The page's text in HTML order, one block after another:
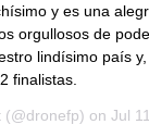
y es una
orgullosos de
lindísimo país
finalistas.
(@dronefp) on Jul